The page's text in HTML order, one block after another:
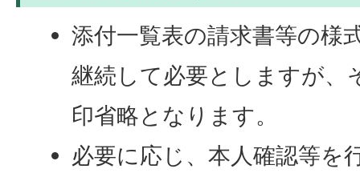
添付一覧表の請求書等の様
継続して必要としますが、
印省略となります。
必要に応じ、本人確認等を